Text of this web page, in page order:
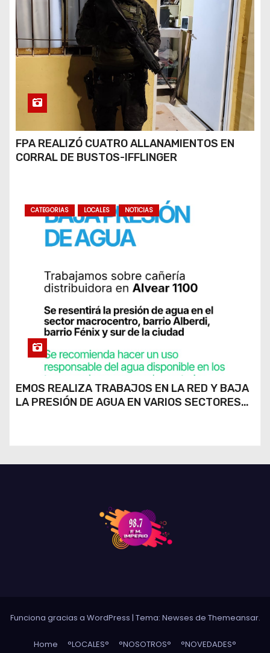
FPA REALIZÓ CUATRO ALLANAMIENTOS EN
CORRAL DE BUSTOS-IFFLINGER
CATEGORIAS LOCALES NOTICIAS
EMOS REALIZA TRABAJOS EN LA RED Y BAJA
LA PRESIÓN DE AGUA EN VARIOS SECTORES
Funciona gracias a WordPress | Tema: Newses de Themeansar.
Home °LOCALES° °NOSOTROS° °NOVEDADES°